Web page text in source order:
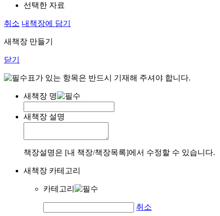
선택한 자료
취소 내책장에 담기
새책장 만들기
닫기
표가 있는 항목은 반드시 기재해 주셔야 합니다.
새책장 명
새책장 설명
책장설명은 [내 책장/책장목록]에서 수정할 수 있습니다.
새책장 카테고리
카테고리
취소